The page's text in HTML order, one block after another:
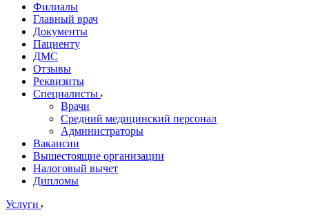
Филиалы
Главный врач
Документы
Пациенту
ДМС
Отзывы
Реквизиты
Специалисты
Врачи
Средний медицинский персонал
Администраторы
Вакансии
Вышестоящие организации
Налоговый вычет
Дипломы
Услуги